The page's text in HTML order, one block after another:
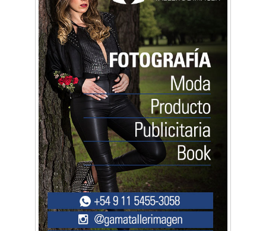
Música, teatro, yoga, danza y mucho más:
Conocé todos los talleres para aprender y
disfrutar en la Zona Oeste